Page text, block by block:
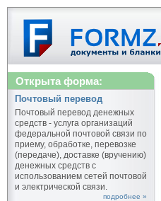
Открыта форма:
Почтовый перевод
Почтовый перевод денежных
средств - услуга организаций
федеральной почтовой связи по
приему, обработке, перевозке
(передаче), доставке (вручению)
денежных средств с
использованием сетей почтовой
и электрической связи.
подробнее »